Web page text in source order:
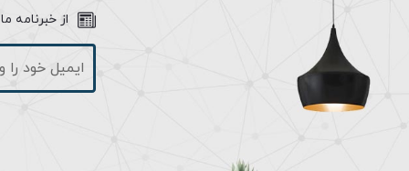
کارایی لامپ 210 وات بخار سدیم:
طول عمر لامپ کم نمی شود.
از خبرنامه